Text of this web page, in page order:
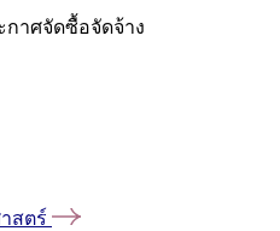
กาศจัดซื้อจัดจ้าง
สตร์